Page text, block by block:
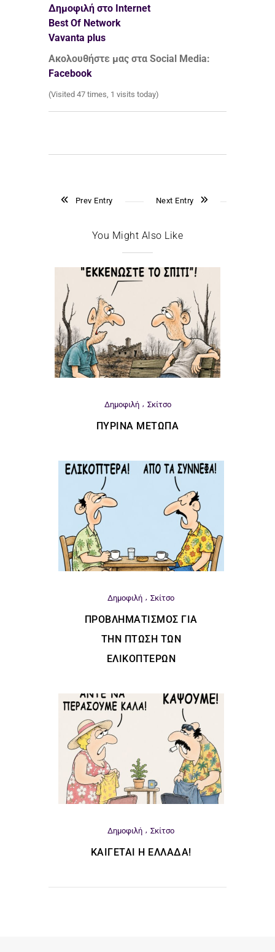
Δημοφιλή στο Internet
Best Of Network
Vavanta plus
Ακολουθήστε μας στα Social Media:
Facebook
(Visited 47 times, 1 visits today)
Prev Entry Next Entry
You Might Also Like
Δημοφιλή Σκίτσο
ΠΎΡΙΝΑ ΜΈΤΩΠΑ
Δημοφιλή Σκίτσο
ΠΡΟΒΛΗΜΑΤΙΣΜΌΣ ΓΙΑ
ΤΗΝ ΠΤΏΣΗ ΤΩΝ
ΕΛΙΚΟΠΤΈΡΩΝ
Δημοφιλή Σκίτσο
ΚΑΊΓΕΤΑΙ Η ΕΛΛΆΔΑ!